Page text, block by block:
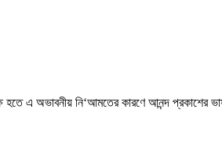
এ অভাবনীয় নি‘আমতের কারণে আনন্দ প্রকাশের